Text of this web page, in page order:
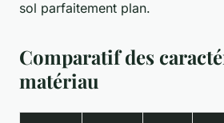
sol parfaitement plan.
Comparatif des
matériau